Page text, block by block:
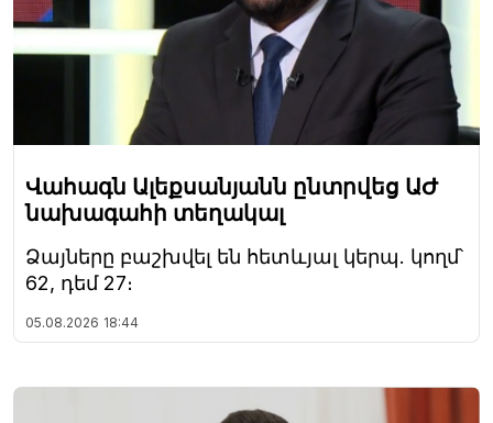
Վահագն Ալեքսանյանն ընտրվեց ԱԺ
նախագահի տեղակալ
Ձայները բաշխվել են հետևյալ կերպ. կողմ՝
62, դեմ 27։
05.08.2026 18:44